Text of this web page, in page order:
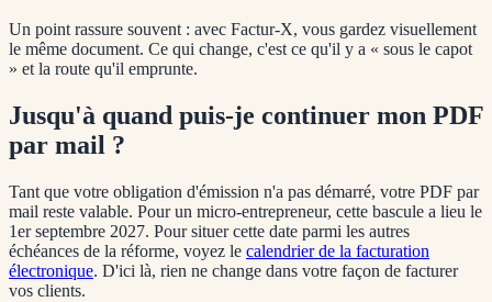
Un point rassure souvent : avec Factur-X, vous gardez visuellement
le même document. Ce qui change, c'est ce qu'il y a « sous le capot
» et la route qu'il emprunte.
Jusqu'à quand puis-je continuer mon PDF
par mail ?
Tant que votre obligation d'émission n'a pas démarré, votre PDF par
mail reste valable. Pour un micro-entrepreneur, cette bascule a lieu le
1er septembre 2027. Pour situer cette date parmi les autres
échéances de la réforme, voyez le calendrier de la facturation
électronique. D'ici là, rien ne change dans votre façon de facturer
vos clients.